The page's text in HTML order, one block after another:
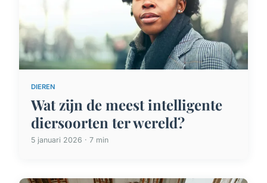
DIEREN
Wat zijn de meest intelligente
diersoorten ter wereld?
5 januari 2026 · 7 min